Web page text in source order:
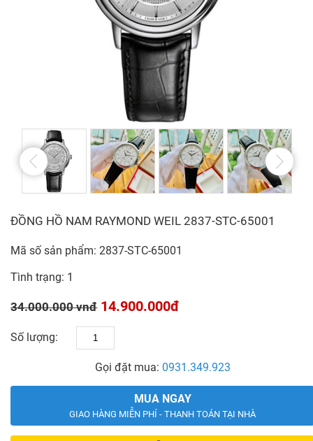
ĐỒNG HỒ NAM RAYMOND WEIL 2837-STC-65001
Mã số sản phẩm: 2837-STC-65001
Tình trạng: 1
34.000.000 vnđ14.900.000đ
Số lượng:
Gọi đặt mua: 0931.349.923
MUA NGAY
GIAO HÀNG MIỄN PHÍ - THANH TOÁN TẠI NHÀ